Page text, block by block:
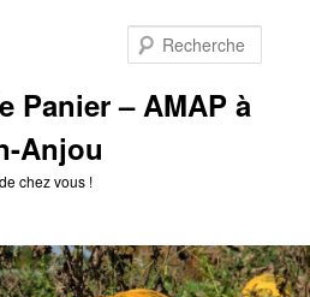
Panier – AMAP à
Anjou
chez vous !